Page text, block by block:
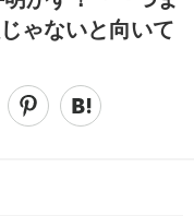
スマートフォン
ガジェット・ツール
その他
映画・ドラマ
ゃないと向いて